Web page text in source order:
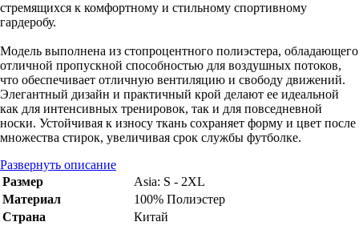
стремящихся к комфортному и стильному спортивному
гардеробу.
Модель выполнена из стопроцентного полиэстера, обладающего
отличной пропускной способностью для воздушных потоков,
что обеспечивает отличную вентиляцию и свободу движений.
Элегантный дизайн и практичный крой делают ее идеальной
как для интенсивных тренировок, так и для повседневной
носки. Устойчивая к износу ткань сохраняет форму и цвет после
множества стирок, увеличивая срок службы футболке.
Развернуть описание
Размер
Asia: S - 2XL
Материал
100% Полиэстер
Страна
Китай